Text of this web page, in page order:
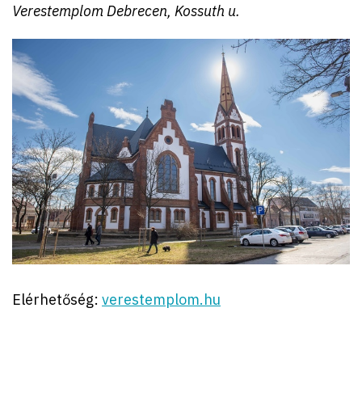
Verestemplom Debrecen, Kossuth u.
Elérhetőség: verestemplom.hu